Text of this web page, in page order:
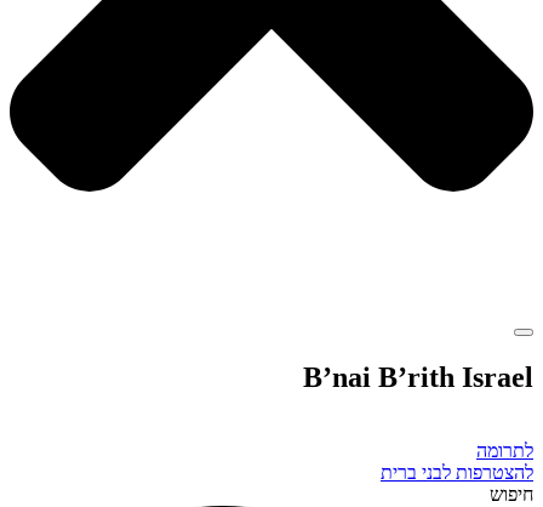
B’nai B’rith Israel
לתרומה
להצטרפות לבני ברית
חיפוש